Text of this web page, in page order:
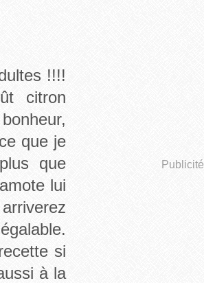
!!!!
citron
que je
que
lui
si
à la
Publicité